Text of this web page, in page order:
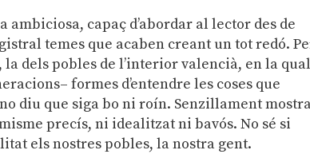
ambiciosa, capaç d’abordar al lector des de
temes que acaben creant un tot redó.
dels pobles de l’interior valencià, en la
formes d’entendre les coses que
diu que siga bo ni roín. Senzillament
precís, ni idealitzat ni bavós. No sé si
els nostres pobles, la nostra gent.